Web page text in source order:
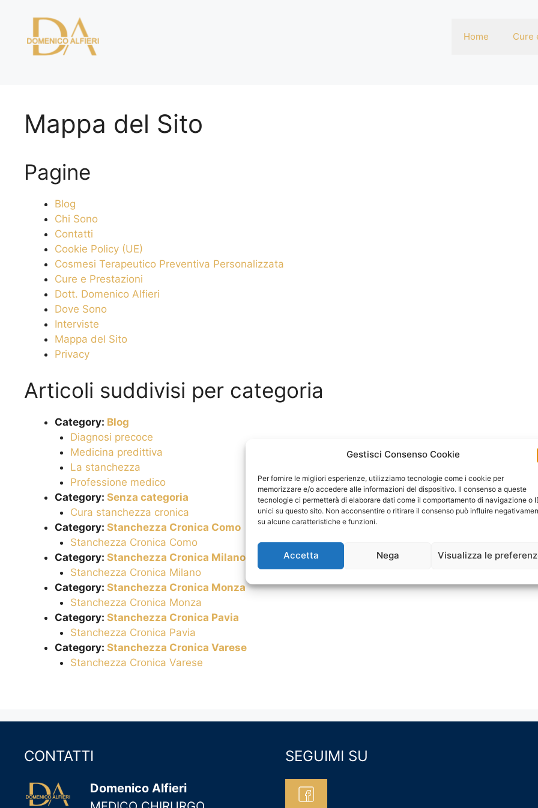
Gestisci Consenso Cookie
Per fornire le migliori esperienze, utilizziamo tecnologie come i cookie per
memorizzare e/o accedere alle informazioni del dispositivo. Il consenso a queste
tecnologie ci permetterà di elaborare dati come il comportamento di navigazione o
unici su questo sito. Non acconsentire o ritirare il consenso può influire
su alcune caratteristiche e funzioni.
Accetta Nega Visualizza le
contenuto
Home Cure
Mappa del Sito
Pagine
Blog
Chi Sono
Contatti
Cookie Policy (UE)
Cosmesi Terapeutico Preventiva Personalizzata
Cure e Prestazioni
Dott. Domenico Alfieri
Dove Sono
Interviste
Mappa del Sito
Privacy
Articoli suddivisi per categoria
Category: Blog
Diagnosi precoce
Medicina predittiva
La stanchezza
Professione medico
Category: Senza categoria
Cura stanchezza cronica
Category: Stanchezza Cronica Como
Stanchezza Cronica Como
Category: Stanchezza Cronica Milano
Stanchezza Cronica Milano
Category: Stanchezza Cronica Monza
Stanchezza Cronica Monza
Category: Stanchezza Cronica Pavia
Stanchezza Cronica Pavia
Category: Stanchezza Cronica Varese
Stanchezza Cronica Varese
CONTATTI
Domenico Alfieri
SEGUIMI SU